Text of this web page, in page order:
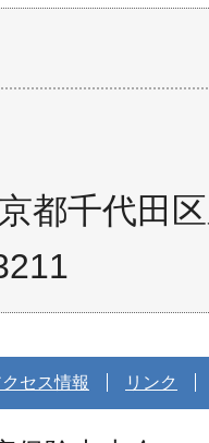
都千代田
セス情報 リンク